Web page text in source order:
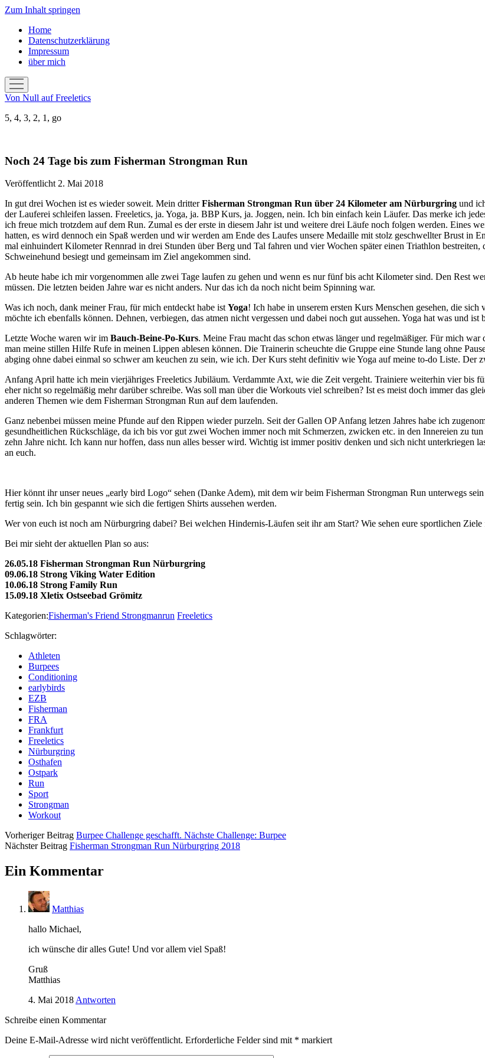
Zum Inhalt springen
Home
Datenschutzerklärung
Impressum
über mich
Menü
öffnen
Von Null auf Freeletics
5, 4, 3, 2, 1, go
Noch 24 Tage bis zum Fisherman Strongman Run
Veröffentlicht 2. Mai 2018
In gut drei Wochen ist es wieder soweit. Mein dritterFisherman Strongman Run über 24 Kilometer am Nürburgring und
der Lauferei schleifen lassen. Freeletics, ja. Yoga, ja. BBP Kurs, ja. Joggen, nein. Ich bin einfach kein Läufer. Das merke ich
ich freue mich trotzdem auf dem Run. Zumal es der erste in diesem Jahr ist und weitere drei Läufe noch folgen werden. Eines
hatten, es wird dennoch ein Spaß werden und wir werden am Ende des Laufes unsere Medaille mit stolz geschwellter Brust in
mal einhuindert Kilometer Rennrad in drei Stunden über Berg und Tal fahren und vier Wochen später einen Triathlon
Schweinehund besiegt und gemeinsam im Ziel angekommen sind.
Ab heute habe ich mir vorgenommen alle zwei Tage laufen zu gehen und wenn es nur fünf bis acht Kilometer sind. Den Rest
müssen. Die letzten beiden Jahre war es nicht anders. Nur das ich da noch nicht beim Spinning war.
Was ich noch, dank meiner Frau, für mich entdeckt habe istYoga! Ich habe in unserem ersten Kurs Menschen gesehen, die
möchte ich ebenfalls können. Dehnen, verbiegen, das atmen nicht vergessen und dabei noch gut aussehen. Yoga hat was und
Letzte Woche waren wir im Bauch-Beine-Po-Kurs. Meine Frau macht das schon etwas länger und regelmäßiger. Für mich
man meine stillen Hilfe Rufe in meinen Lippen ablesen können. Die Trainerin scheuchte die Gruppe eine Stunde lang ohne
abging ohne dabei einmal so schwer am keuchen zu sein, wie ich. Der Kurs steht definitiv wie Yoga auf meine to-do Liste. Der
Anfang April hatte ich mein vierjähriges Freeletics Jubiläum. Verdammte Axt, wie die Zeit vergeht. Trainiere weiterhin vier
eher nicht so regelmäßig mehr darüber schreibe. Was soll man über die Workouts viel schreiben? Ist es meist doch immer das
anderen Themen wie dem Fisherman Strongman Run auf dem laufenden.
Ganz nebenbei müssen meine Pfunde auf den Rippen wieder purzeln. Seit der Gallen OP Anfang letzen Jahres habe ich
gesundheitlichen Rückschläge, da ich bis vor gut zwei Wochen immer noch mit Schmerzen, zwicken etc. in den Innereien zu
zehn Jahre nicht. Ich kann nur hoffen, dass nun alles besser wird. Wichtig ist immer positiv denken und sich nicht
an euch.
Hier könnt ihr unser neues „early bird Logo“ sehen (Danke Adem), mit dem wir beim Fisherman Strongman Run unterwegs
fertig sein. Ich bin gespannt wie sich die fertigen Shirts aussehen werden.
Wer von euch ist noch am Nürburgring dabei? Bei welchen Hindernis-Läufen seit ihr am Start? Wie sehen eure sportlichen Ziele
Bei mir sieht der aktuellen Plan so aus:
26.05.18 Fisherman Strongman Run Nürburgring
09.06.18 Strong Viking Water Edition
10.06.18 Strong Family Run
15.09.18 Xletix Ostseebad Grömitz​
Kategorien:Fisherman's Friend Strongmanrun Freeletics
Schlagwörter:
Athleten
Burpees
Conditioning
earlybirds
EZB
Fisherman
FRA
Frankfurt
Freeletics
Nürburgring
Osthafen
Ostpark
Run
Sport
Strongman
Workout
Vorheriger Beitrag Burpee Challenge geschafft. Nächste Challenge: Burpee
Nächster Beitrag Fisherman Strongman Run Nürburgring 2018
Ein Kommentar
Matthias
hallo Michael,
ich wünsche dir alles Gute! Und vor allem viel Spaß!
Gruß
Matthias
4. Mai 2018 Antworten
Schreibe einen Kommentar
Deine E-Mail-Adresse wird nicht veröffentlicht. Erforderliche Felder sind mit * markiert